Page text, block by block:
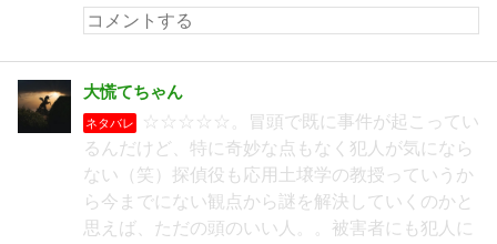
大慌てちゃん
ネタバレ
☆☆☆☆☆。冒頭で既に事件が起こってい
るんだけど、特に奇妙な点もなく犯人が気になら
ない（笑）探偵役も応用土壌学の教授っていうか
ら今までにない観点から謎を解決していくのかと
思えば、ただの頭のいい人。。被害者にも犯人に